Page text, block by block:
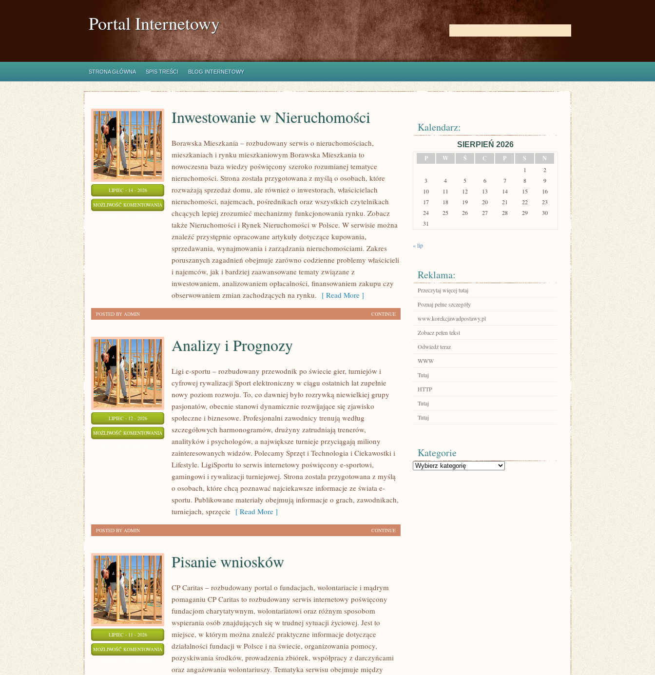
Portal Internetowy
STRONA GŁÓWNA SPIS TREŚCI BLOG INTERNETOWY
LIPIEC - 14 - 2026
MOŻLIWOŚĆ KOMENTOWANIA INWESTOWANIE
NIERUCHOMOŚCI
Inwestowanie w Nieruchomości
Borawska Mieszkania – rozbudowany serwis o nieruchomościach,
mieszkaniach i rynku mieszkaniowym Borawska Mieszkania to
nowoczesna baza wiedzy poświęcony szeroko rozumianej tematyce
nieruchomości. Strona została przygotowana z myślą o osobach, które
rozważają sprzedaż domu, ale również o inwestorach, właścicielach
nieruchomości, najemcach, pośrednikach oraz wszystkich czytelnikach
chcących lepiej zrozumieć mechanizmy funkcjonowania rynku. Zobacz
także Nieruchomości i Rynek Nieruchomości w Polsce. W serwisie można
znaleźć przystępnie opracowane artykuły dotyczące kupowania,
sprzedawania, wynajmowania i zarządzania nieruchomościami. Zakres
poruszanych zagadnień obejmuje zarówno codzienne problemy właścicieli
i najemców, jak i bardziej zaawansowane tematy związane z
inwestowaniem, analizowaniem opłacalności, finansowaniem zakupu czy
obserwowaniem zmian zachodzących na rynku. [ Read More ]
CONTINUE
POSTED BY ADMIN
LIPIEC - 12 - 2026
MOŻLIWOŚĆ KOMENTOWANIA ANALIZY
PROGNOZY
Analizy i Prognozy
Ligi e-sportu – rozbudowany przewodnik po świecie gier, turniejów i
cyfrowej rywalizacji Sport elektroniczny w ciągu ostatnich lat zupełnie
nowy poziom rozwoju. To, co dawniej było rozrywką niewielkiej grupy
pasjonatów, obecnie stanowi dynamicznie rozwijające się zjawisko
społeczne i biznesowe. Profesjonalni zawodnicy trenują według
szczegółowych harmonogramów, drużyny zatrudniają trenerów,
analityków i psychologów, a największe turnieje przyciągają miliony
zainteresowanych widzów. Polecamy Sprzęt i Technologia i Ciekawostki i
Lifestyle. LigiSportu to serwis internetowy poświęcony e-sportowi,
gamingowi i rywalizacji turniejowej. Strona została przygotowana z myślą
o osobach, które chcą poznawać najciekawsze informacje ze świata e-
sportu. Publikowane materiały obejmują informacje o grach, zawodnikach,
turniejach, sprzęcie [ Read More ]
CONTINUE
POSTED BY ADMIN
LIPIEC - 11 - 2026
MOŻLIWOŚĆ KOMENTOWANIA PISANIE
WNIOSKÓW
Pisanie wniosków
CP Caritas – rozbudowany portal o fundacjach, wolontariacie i mądrym
pomaganiu CP Caritas to rozbudowany serwis internetowy poświęcony
fundacjom charytatywnym, wolontariatowi oraz różnym sposobom
wspierania osób znajdujących się w trudnej sytuacji życiowej. Jest to
miejsce, w którym można znaleźć praktyczne informacje dotyczące
działalności fundacji w Polsce i na świecie, organizowania pomocy,
pozyskiwania środków, prowadzenia zbiórek, współpracy z darczyńcami
oraz angażowania wolontariuszy. Tematyka serwisu obejmuje między
Kalendarz:
SIERPIEŃ 2026
P
W Ś C P S N
1
2
3
4 5 6 7 8
9
10
11 12 13 14 15
16
17
18 19 20 21 22
23
24
25 26 27 28 29
30
31
« lip
Reklama:
Przeczytaj więcej tutaj
Poznaj pełne szczegóły
www.korekcjawadpostawy.pl
Zobacz pełen tekst
Odwiedź teraz
WWW
Tutaj
HTTP
Tutaj
Tutaj
Kategorie
Kategorie